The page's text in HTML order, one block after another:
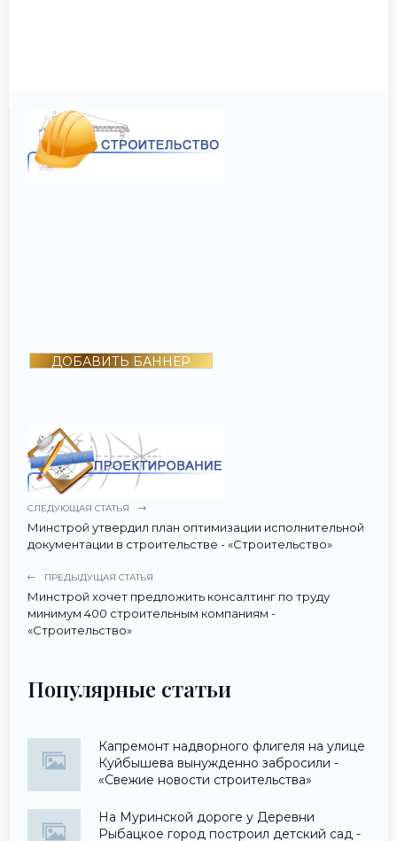
ДОБАВИТЬ БАННЕР
СЛЕДУЮЩАЯ СТАТЬЯ
Минстрой утвердил план оптимизации исполнительной
документации в строительстве - «Строительство»
ПРЕДЫДУЩАЯ СТАТЬЯ
Минстрой хочет предложить консалтинг по труду
минимум 400 строительным компаниям -
«Строительство»
Популярные статьи
Капремонт надворного флигеля на улице
Куйбышева вынужденно забросили -
«Свежие новости строительства»
На Муринской дороге у Деревни
Рыбацкое город построил детский сад -